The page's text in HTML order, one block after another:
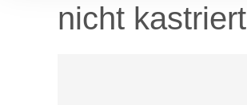
nicht kastriert